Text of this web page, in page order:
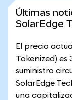
Últimas
SolarEdge
El precio
Tokenized) es
suministro
SolarEdge
una